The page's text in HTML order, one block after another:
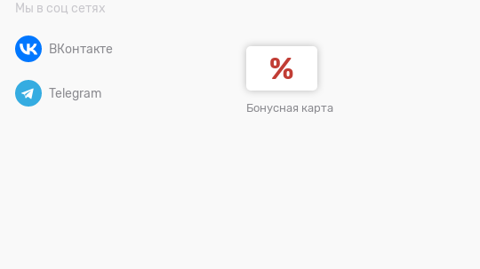
Мы в соц сетях
ВКонтакте
Telegram
Бонусная карта